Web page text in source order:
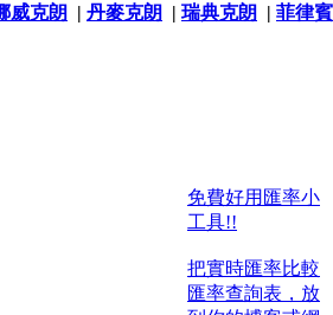
威克朗 | 丹麥克朗 | 瑞典克朗 | 菲律賓
免費好用匯率小
工具!!
把實時匯率比較
匯率查詢表，放